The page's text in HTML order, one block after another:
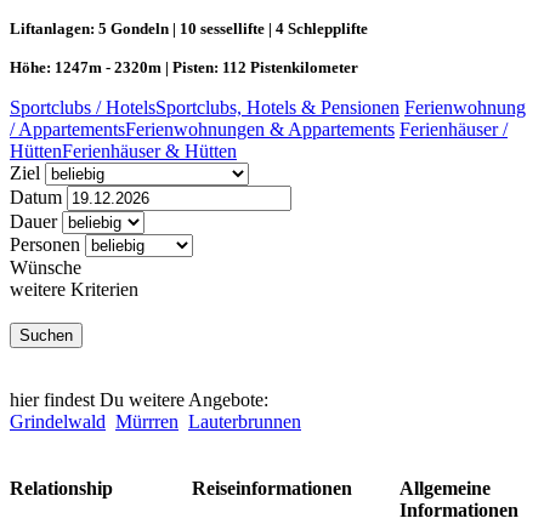
Liftanlagen: 5 Gondeln | 10 sessellifte | 4 Schlepplifte
Höhe: 1247m - 2320m | Pisten: 112 Pistenkilometer
Sportclubs / HotelsSportclubs, Hotels & Pensionen Ferienwohnung
/ AppartementsFerienwohnungen & Appartements Ferienhäuser /
HüttenFerienhäuser & Hütten
Ziel
Datum
Dauer
Personen
Wünsche
weitere Kriterien
hier findest Du weitere Angebote:
Grindelwald Mürrren Lauterbrunnen
Relationship Reiseinformationen
Allgemeine
Informationen